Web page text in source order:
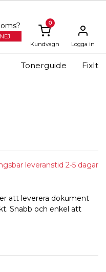
NEJ
0
Kundvagn Logga in
Tonerguide FixIt
leveranstid 2-5 dagar
att leverera dokument
Snabb och enkel att